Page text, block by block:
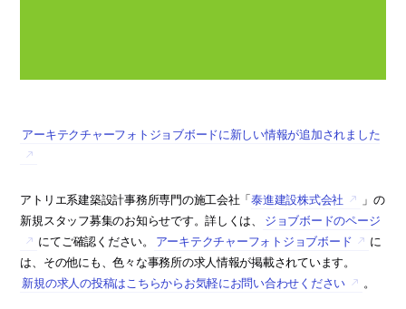
アーキテクチャーフォトジョブボードに新しい情報が追加されました
アトリエ系建築設計事務所専門の施工会社「泰進建設株式会社
」の
新規スタッフ募集のお知らせです。詳しくは、
ジョブボードのページ
にてご確認ください。
アーキテクチャーフォトジョブボード
に
は、その他にも、色々な事務所の求人情報が掲載されています。
新規の求人の投稿はこちらからお気軽にお問い合わせください
。